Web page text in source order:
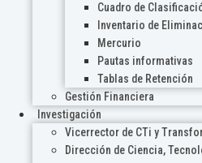
Cuadro de
Inventario de
Mercurio
Pautas informativas
Tablas de Retención
Gestión Financiera
Investigación
Vicerrector de CTi y
Dirección de Ciencia,